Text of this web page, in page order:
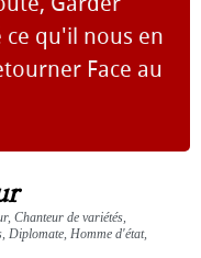
qu'il nous en
Face au
Chanteur de variétés,
Diplomate, Homme d'état,